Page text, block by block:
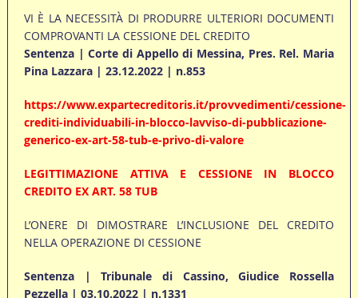
VI È LA NECESSITÀ DI PRODURRE ULTERIORI DOCUMENTI
COMPROVANTI LA CESSIONE DEL CREDITO
Sentenza | Corte di Appello di Messina, Pres. Rel. Maria
Pina Lazzara | 23.12.2022 | n.853
https://www.expartecreditoris.it/provvedimenti/cessione-
crediti-individuabili-in-blocco-lavviso-di-pubblicazione-
generico-ex-art-58-tub-e-privo-di-valore
LEGITTIMAZIONE ATTIVA E CESSIONE IN BLOCCO
CREDITO EX ART. 58 TUB
L’ONERE DI DIMOSTRARE L’INCLUSIONE DEL CREDITO
NELLA OPERAZIONE DI CESSIONE
Sentenza | Tribunale di Cassino, Giudice Rossella
Pezzella | 03.10.2022 | n.1331